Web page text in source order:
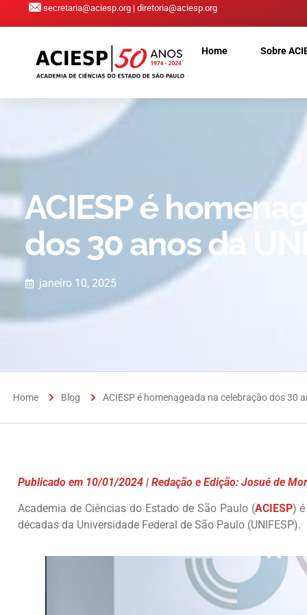
secretaria@aciesp.org | diretoria@aciesp.org
Home Sobre
ACIESP é
dos 30 anos da
janeiro 10, 2025
Home Blog ACIESP é homenageada na celebração dos 30
Publicado em 10/01/2024 | Redação e Edição: Josué de
Academia de Ciências do Estado de São Paulo (ACIESP)
décadas da Universidade Federal de São Paulo (UNIFESP).